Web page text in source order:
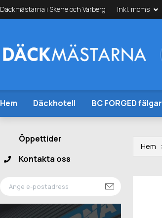
Däckmästarna i Skene och Varberg Inkl. moms
Hem Däckhotell BC FORGED fälgar
Öppettider
Kontakta oss
Hem